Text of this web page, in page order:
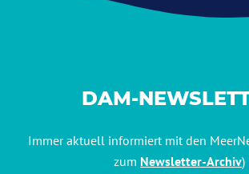
DAM-
Immer aktuell informiert mit den
zum Newsletter-Archiv)